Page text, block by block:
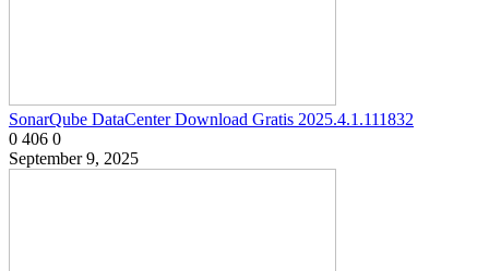
SonarQube DataCenter Download Gratis 2025.4.1.111832
0 406 0
September 9, 2025